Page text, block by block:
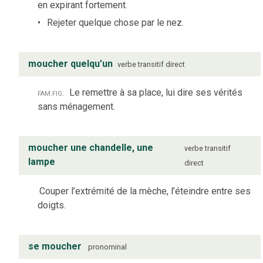
en expirant fortement.
Rejeter quelque chose par le nez.
moucher quelqu’un verbe transitif direct
fam.fig. Le remettre à sa place, lui dire ses vérités
sans ménagement.
moucher une chandelle, une
lampe
verbe transitif
direct
Couper l’extrémité de la mèche, l’éteindre entre ses
doigts.
se moucher pronominal